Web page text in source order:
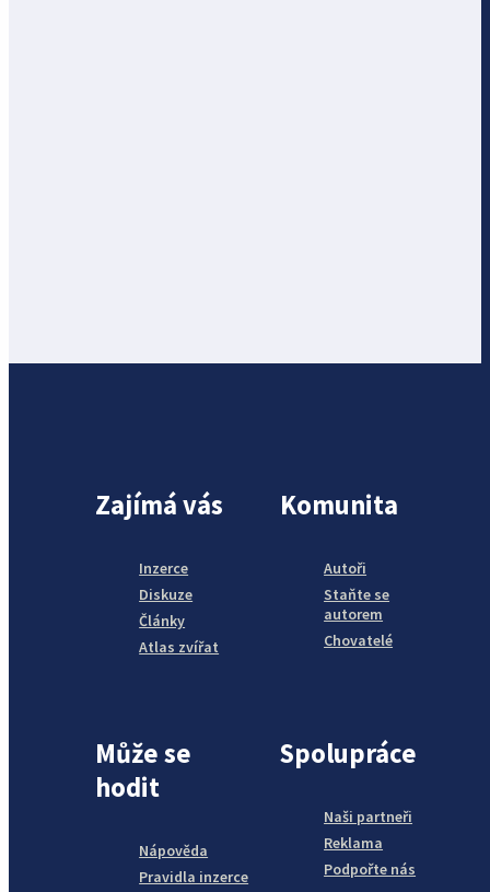
Zajímá vás
Inzerce
Diskuze
Články
Atlas zvířat
Komunita
Autoři
Staňte se
autorem
Chovatelé
Může se
hodit
Nápověda
Pravidla inzerce
Spolupráce
Naši partneři
Reklama
Podpořte nás